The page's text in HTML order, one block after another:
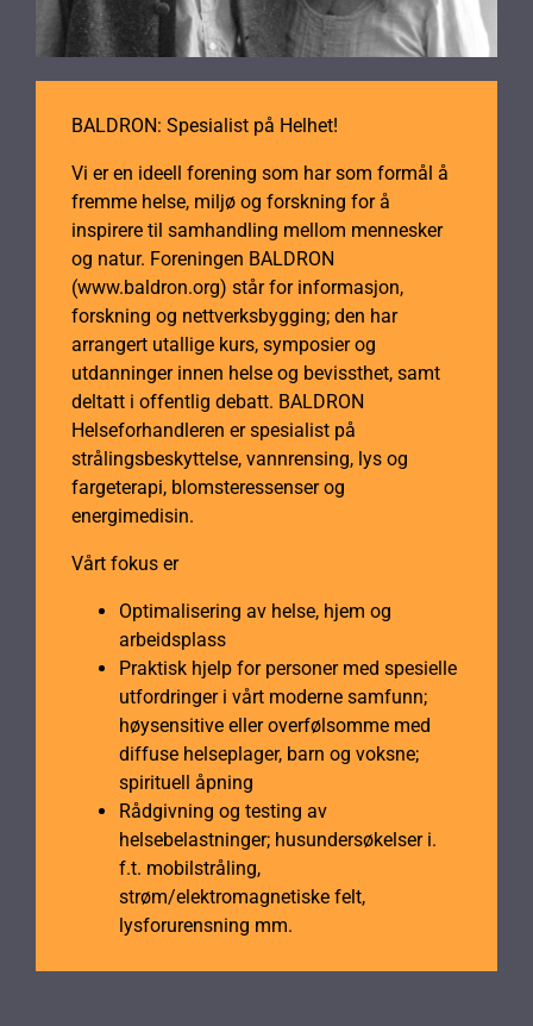
BALDRON: Spesialist på Helhet!
Vi er en ideell forening som har som formål å
fremme helse, miljø og forskning for å
inspirere til samhandling mellom mennesker
og natur. Foreningen BALDRON
(www.baldron.org) står for informasjon,
forskning og nettverksbygging; den har
arrangert utallige kurs, symposier og
utdanninger innen helse og bevissthet, samt
deltatt i offentlig debatt. BALDRON
Helseforhandleren er spesialist på
strålingsbeskyttelse, vannrensing, lys og
fargeterapi, blomsteressenser og
energimedisin.
Vårt fokus er
Optimalisering av helse, hjem og
arbeidsplass
Praktisk hjelp for personer med spesielle
utfordringer i vårt moderne samfunn;
høysensitive eller overfølsomme med
diffuse helseplager, barn og voksne;
spirituell åpning
Rådgivning og testing av
helsebelastninger; husundersøkelser i.
f.t. mobilstråling,
strøm/elektromagnetiske felt,
lysforurensning mm.